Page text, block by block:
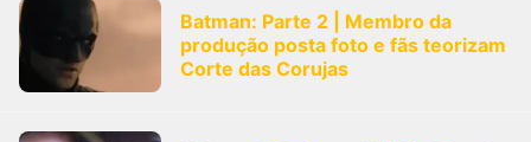
Batman: Parte 2 | Membro da
produção posta foto e fãs teorizam
Corte das Corujas